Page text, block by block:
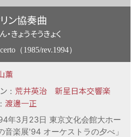
ン協奏曲
・きょうそうきょく
（1985/rev.1994）
薫
： 荒井英治
新星日本交響楽
： 渡邊一正
年3月23日 東京文化会館大ホー
音楽展'94 オーケストラの夕べ」